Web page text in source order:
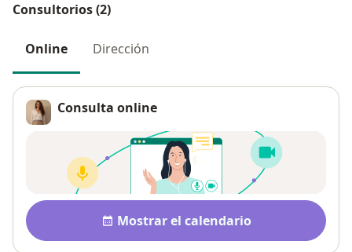
Consultorios (2)
Online Dirección
Consulta online
Disponibilidad
Mostrar el calendario